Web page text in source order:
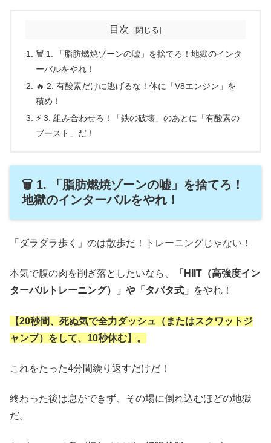
目次
🗑️ 1. 「脂肪燃焼ゾーンの嘘」を捨てろ！地獄のインタ
ーバルをやれ！
🔥 2. 有酸素だけに逃げるな！体に「V8エンジン」を
積め！
⚡ 3. 組み合わせろ！「鉄の破壊」のあとに「有酸素の
ブースト」だ！
🗑️ 1. 「脂肪燃焼ゾーンの嘘」を捨てろ！
地獄のインターバルをやれ！
「ダラダラ歩く」のは散歩だ！トレーニングじゃない！
本気で腹の肉を削ぎ落としたいなら、
「HIIT（高強度イン
ターバルトレーニング）」や「タバタ式」
をやれ！
【20秒間、死ぬ気で全力ダッシュ（またはスクワットジ
ャンプ）をして、10秒休む】。
これをたった4分間繰り返すだけだ！
終わった後は息ができず、その場に倒れ込むほどの地獄
だ。